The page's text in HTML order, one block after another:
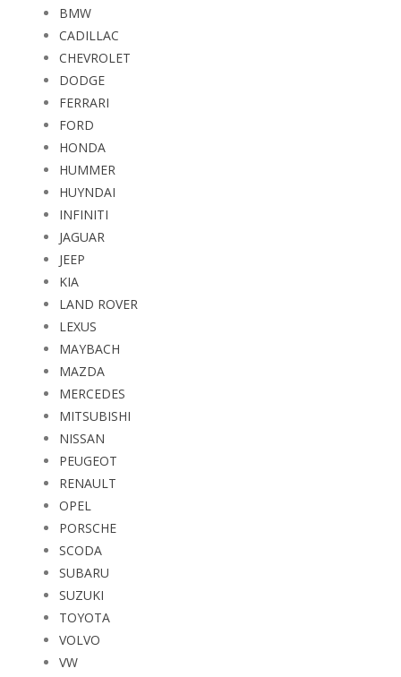
BMW
CADILLAC
CHEVROLET
DODGE
FERRARI
FORD
HONDA
HUMMER
HUYNDAI
INFINITI
JAGUAR
JEEP
KIA
LAND ROVER
LEXUS
MAYBACH
MAZDA
MERCEDES
MITSUBISHI
NISSAN
PEUGEOT
RENAULT
OPEL
PORSCHE
SCODA
SUBARU
SUZUKI
TOYOTA
VOLVO
VW